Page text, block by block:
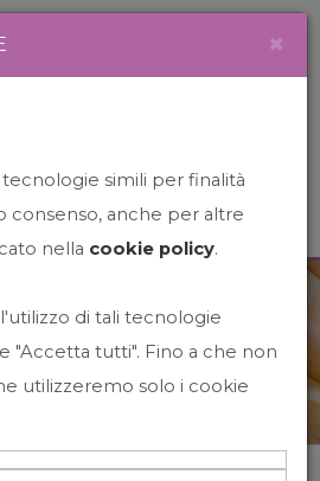
×
simili per finalità
consenso, anche per altre
nella cookie policy.
di tali tecnologie
"Accetta tutti". Fino a che non
utilizzeremo solo i cookie